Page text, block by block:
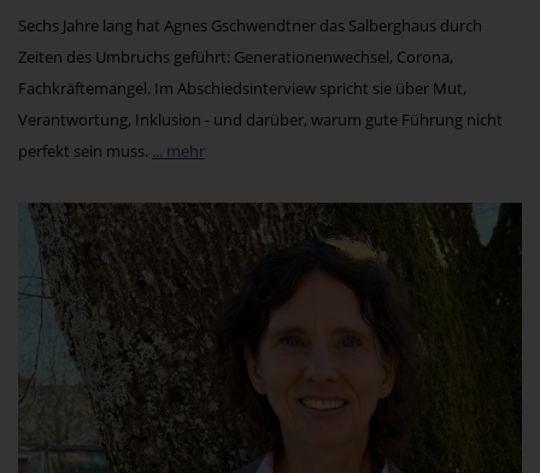
Sechs Jahre lang hat Agnes Gschwendtner das Salberghaus durch
Zeiten des Umbruchs geführt: Generationenwechsel, Corona,
Fachkräftemangel. Im Abschiedsinterview spricht sie über Mut,
Verantwortung, Inklusion - und darüber, warum gute Führung nicht
perfekt sein muss. ... mehr